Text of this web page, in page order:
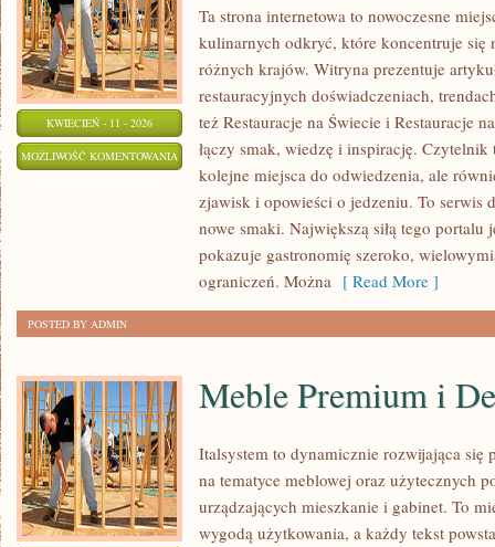
KWIECIEŃ - 11 - 2026
MOŻLIWOŚĆ KOMENTOWANIA POLECANE
LOKALE
Ta strona internetowa to nowoczesne
kulinarnych odkryć, które koncentruje się
różnych krajów. Witryna prezentuje
restauracyjnych doświadczeniach,
też Restauracje na Świecie i Restauracje
łączy smak, wiedzę i inspirację.
kolejne miejsca do odwiedzenia, ale
zjawisk i opowieści o jedzeniu. To serwis
nowe smaki. Największą siłą tego portalu
pokazuje gastronomię szeroko,
ograniczeń. Można [ Read More ]
POSTED BY ADMIN
Meble Premium i
Italsystem to dynamicznie rozwijająca się
na tematyce meblowej oraz użytecznych
urządzających mieszkanie i gabinet. To
wygodą użytkowania, a każdy tekst